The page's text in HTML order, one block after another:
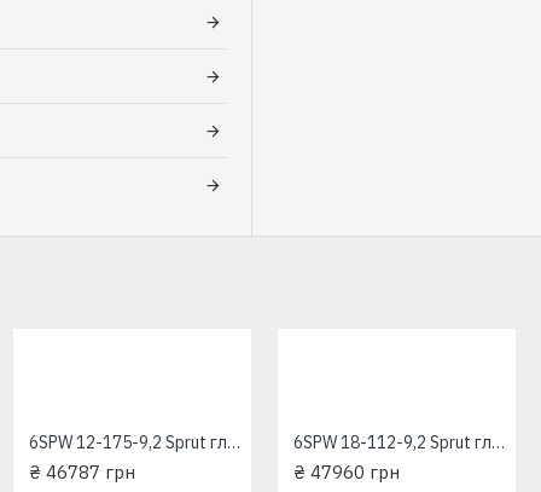
6SPW 12-175-9,2 Sprut глубинный насос для скважин
₴ 46787 грн
6SPW 18-112-9,2 Sprut глубинный насос для скважин
₴ 47960 грн